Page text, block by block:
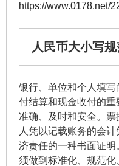
https://www.0178.net/
人民币大小写
银行、单位和个人填
付结算和现金收付的
准确、及时和安全。
人凭以记载账务的会
济责任的一种书面证
须做到标准化、规范